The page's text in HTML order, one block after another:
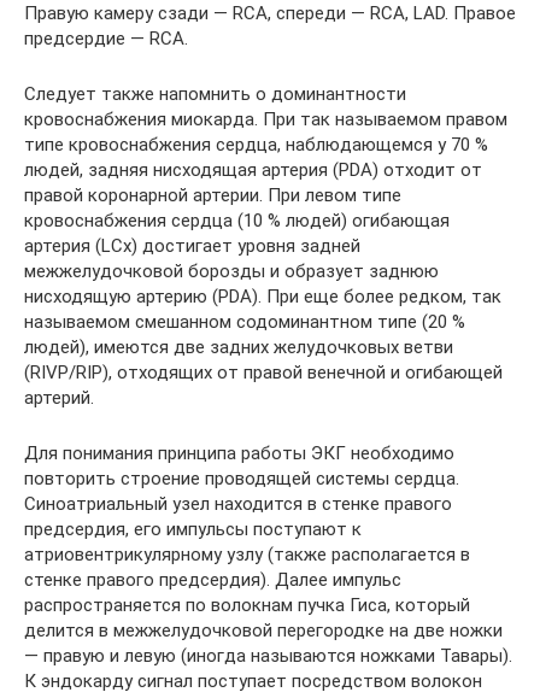
Правую камеру сзади — RCA, спереди — RCA, LAD. Правое
предсердие — RCA.
Следует также напомнить о доминантности
кровоснабжения миокарда. При так называемом правом
типе кровоснабжения сердца, наблюдающемся у 70 %
людей, задняя нисходящая артерия (PDA) отходит от
правой коронарной артерии. При левом типе
кровоснабжения сердца (10 % людей) огибающая
артерия (LCx) достигает уровня задней
межжелудочковой борозды и образует заднюю
нисходящую артерию (PDA). При еще более редком, так
называемом смешанном содоминантном типе (20 %
людей), имеются две задних желудочковых ветви
(RIVP/RIP), отходящих от правой венечной и огибающей
артерий.
Для понимания принципа работы ЭКГ необходимо
повторить строение проводящей системы сердца.
Синоатриальный узел находится в стенке правого
предсердия, его импульсы поступают к
атриовентрикулярному узлу (также располагается в
стенке правого предсердия). Далее импульс
распространяется по волокнам пучка Гиса, который
делится в межжелудочковой перегородке на две ножки
— правую и левую (иногда называются ножками Тавары).
К эндокарду сигнал поступает посредством волокон